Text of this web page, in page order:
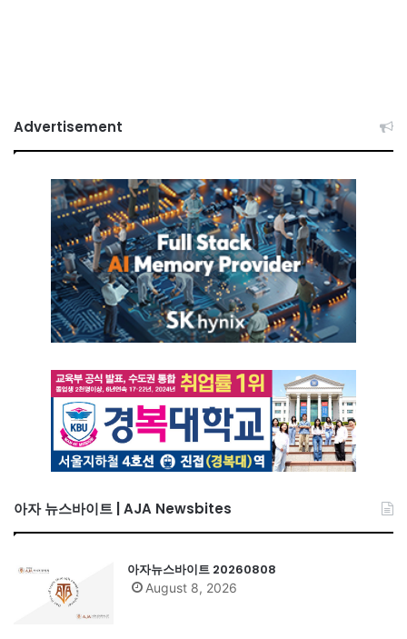
Advertisement
아자 뉴스바이트 | AJA Newsbites
아자뉴스바이트 20260808
August 8, 2026